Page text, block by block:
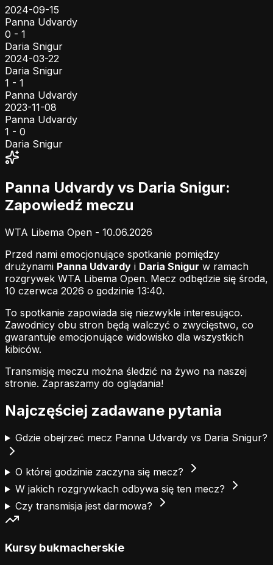
2024-09-15
Panna Udvardy
0 - 1
Daria Snigur
2024-03-22
Daria Snigur
1 - 1
Panna Udvardy
2023-11-08
Panna Udvardy
1 - 0
Daria Snigur
Panna Udvardy vs Daria Snigur:
Zapowiedź meczu
WTA Libema Open - 10.06.2026
Przed nami emocjonujące spotkanie pomiędzy
drużynami Panna Udvardy i Daria Snigur w ramach
rozgrywek WTA Libema Open. Mecz odbędzie się środa,
10 czerwca 2026 o godzinie 13:40.
To spotkanie zapowiada się niezwykle interesująco.
Zawodnicy obu stron będą walczyć o zwycięstwo, co
gwarantuje emocjonujące widowisko dla wszystkich
kibiców.
Transmisję meczu można śledzić na żywo na naszej
stronie. Zapraszamy do oglądania!
Najczęściej zadawane pytania
Gdzie obejrzeć mecz Panna Udvardy vs Daria Snigur?
O której godzinie zaczyna się mecz?
W jakich rozgrywkach odbywa się ten mecz?
Czy transmisja jest darmowa?
Kursy bukmacherskie